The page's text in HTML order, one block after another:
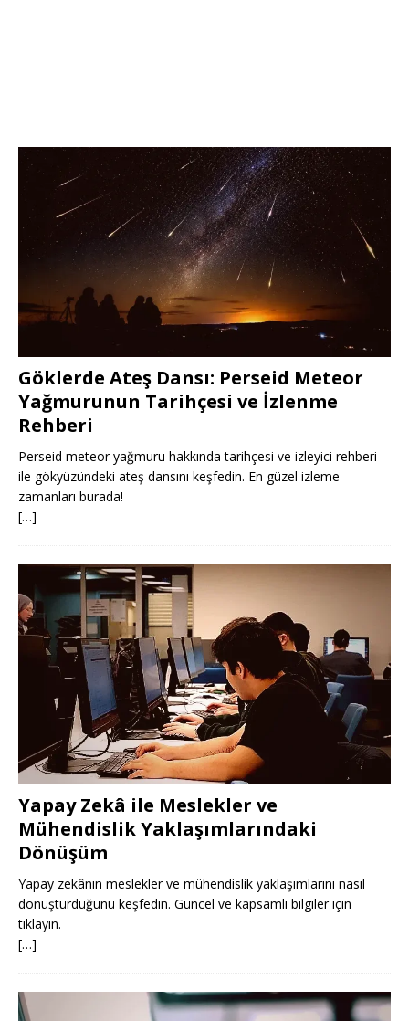
Göklerde Ateş Dansı: Perseid Meteor
Yağmurunun Tarihçesi ve İzlenme
Rehberi
Perseid meteor yağmuru hakkında tarihçesi ve izleyici rehberi
ile gökyüzündeki ateş dansını keşfedin. En güzel izleme
zamanları burada!
[…]
Yapay Zekâ ile Meslekler ve
Mühendislik Yaklaşımlarındaki
Dönüşüm
Yapay zekânın meslekler ve mühendislik yaklaşımlarını nasıl
dönüştürdüğünü keşfedin. Güncel ve kapsamlı bilgiler için
tıklayın.
[…]